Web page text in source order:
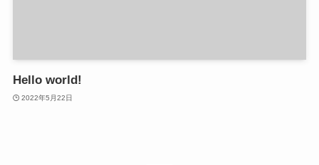
Hello world!
2022年5月22日